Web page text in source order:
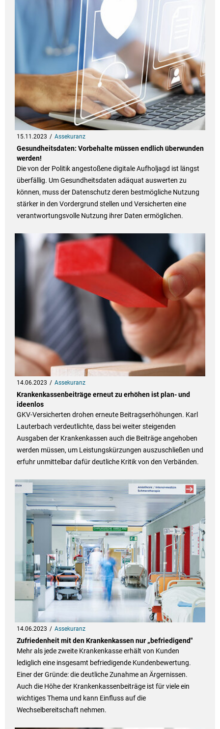
15.11.2023 Assekuranz
Gesundheitsdaten: Vorbehalte müssen endlich überwunden
werden!
Die von der Politik angestoßene digitale Aufholjagd ist längst
überfällig. Um Gesundheitsdaten adäquat auswerten zu
können, muss der Datenschutz deren bestmögliche Nutzung
stärker in den Vordergrund stellen und Versicherten eine
verantwortungsvolle Nutzung ihrer Daten ermöglichen.
14.06.2023 Assekuranz
Krankenkassenbeiträge erneut zu erhöhen ist plan- und
ideenlos
GKV-Versicherten drohen erneute Beitragserhöhungen. Karl
Lauterbach verdeutlichte, dass bei weiter steigenden
Ausgaben der Krankenkassen auch die Beiträge angehoben
werden müssen, um Leistungskürzungen auszuschließen und
erfuhr unmittelbar dafür deutliche Kritik von den Verbänden.
14.06.2023 Assekuranz
Zufriedenheit mit den Krankenkassen nur „befriedigend"
Mehr als jede zweite Krankenkasse erhält von Kunden
lediglich eine insgesamt befriedigende Kundenbewertung.
Einer der Gründe: die deutliche Zunahme an Ärgernissen.
Auch die Höhe der Krankenkassenbeiträge ist für viele ein
wichtiges Thema und kann Einfluss auf die
Wechselbereitschaft nehmen.